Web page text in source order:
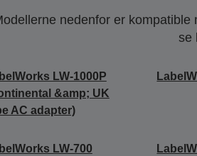
nedenfor er
se
LW-1000P
&amp; UK
AC adapter)
LW-700